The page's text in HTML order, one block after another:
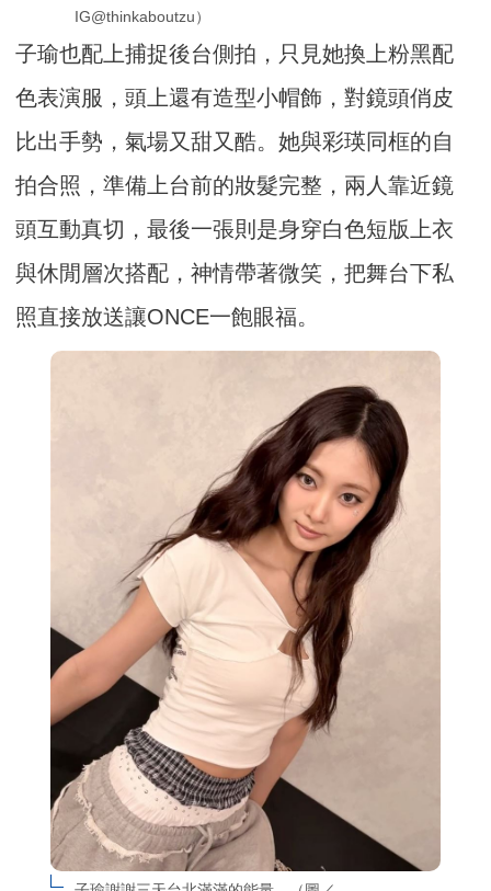
IG@thinkaboutzu）
子瑜也配上捕捉後台側拍，只見她換上粉黑配
色表演服，頭上還有造型小帽飾，對鏡頭俏皮
比出手勢，氣場又甜又酷。她與彩瑛同框的自
拍合照，準備上台前的妝髮完整，兩人靠近鏡
頭互動真切，最後一張則是身穿白色短版上衣
與休閒層次搭配，神情帶著微笑，把舞台下私
照直接放送讓ONCE一飽眼福。